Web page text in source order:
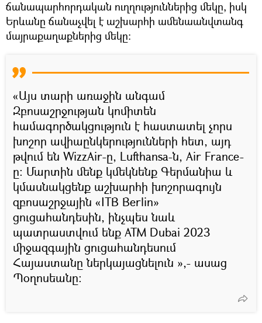
ճանապարհորդական ուղղություններից մեկը, իսկ
Երևանը ճանաչվել է աշխարհի ամենաանվտանգ
մայրաքաղաքներից մեկը։
«Այս տարի առաջին անգամ
Զբոսաշրջության կոմիտեն
համագործակցություն է հաստատել չորս
խոշոր ավիաընկերությունների հետ, այդ
թվում են WizzAir-ը, Lufthansa-ն, Air France-
ը։ Մարտին մենք կմեկնենք Գերմանիա և
կմասնակցենք աշխարհի խոշորագույն
զբոսաշրջային «ITB Berlin»
ցուցահանդեսին, ինչպես նաև
պատրաստվում ենք ATM Dubai 2023
միջազգային ցուցահանդեսում
Հայաստանը ներկայացնելուն »,- ասաց
Պօղոսեանը։